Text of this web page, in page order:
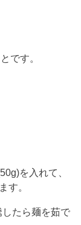
です。
を入れて、
す。
たら麺を茹で